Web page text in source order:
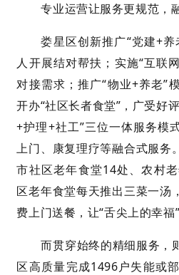
专业运营让服务更规范，
娄星区创新推广“党建+
人开展结对帮扶；实施“互联
对接需求；推广“物业+养老”
开办“社区长者食堂”，广受好
+护理+社工”三位一体服务模
上门、康复理疗等融合式服务
市社区老年食堂14处、农村
区老年食堂每天推出三菜一汤
费上门送餐，让“舌尖上的幸福
而贯穿始终的精细服务，
区高质量完成1496户失能或